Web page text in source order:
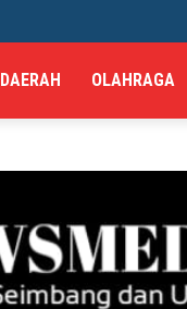
DAERAH OLAHRAGA